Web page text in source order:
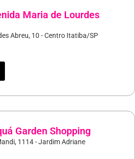
Maria de Lourdes
Abreu, 10 - Centro Itatiba/SP
Garden Shopping
1114 - Jardim Adriane